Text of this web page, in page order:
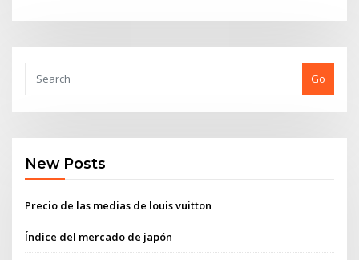
Go
New Posts
Precio de las medias de louis vuitton
Índice del mercado de japón